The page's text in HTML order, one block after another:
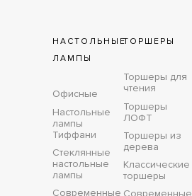
НАСТОЛЬНЫЕ
ЛАМПЫ
Офисные
Настольные
лампы
Тиффани
Стеклянные
настольные
лампы
Современные
ТОРШЕРЫ
Торшеры для
чтения
Торшеры
ЛОФТ
Торшеры из
дерева
Классические
торшеры
Современные